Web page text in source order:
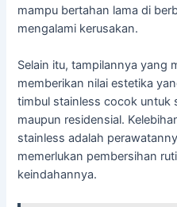
mampu bertahan lama di
mengalami kerusakan.
Selain itu, tampilannya yang
memberikan nilai estetika
timbul stainless cocok untuk
maupun residensial.
stainless adalah
memerlukan pembersihan
keindahannya.